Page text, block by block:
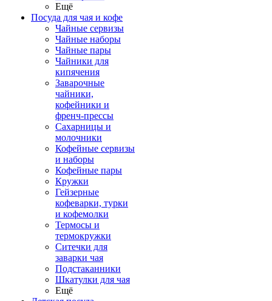
Ещё
Посуда для чая и кофе
Чайные сервизы
Чайные наборы
Чайные пары
Чайники для
кипячения
Заварочные
чайники,
кофейники и
френч-прессы
Сахарницы и
молочники
Кофейные сервизы
и наборы
Кофейные пары
Кружки
Гейзерные
кофеварки, турки
и кофемолки
Термосы и
термокружки
Ситечки для
заварки чая
Подстаканники
Шкатулки для чая
Ещё